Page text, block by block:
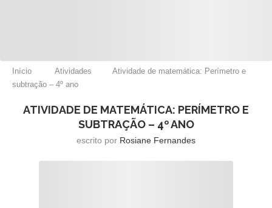
Início Atividades
Atividade de matemática: Perímetro e
subtração – 4º ano
ATIVIDADE DE MATEMÁTICA: PERÍMETRO E
SUBTRAÇÃO – 4º ANO
escrito por Rosiane Fernandes